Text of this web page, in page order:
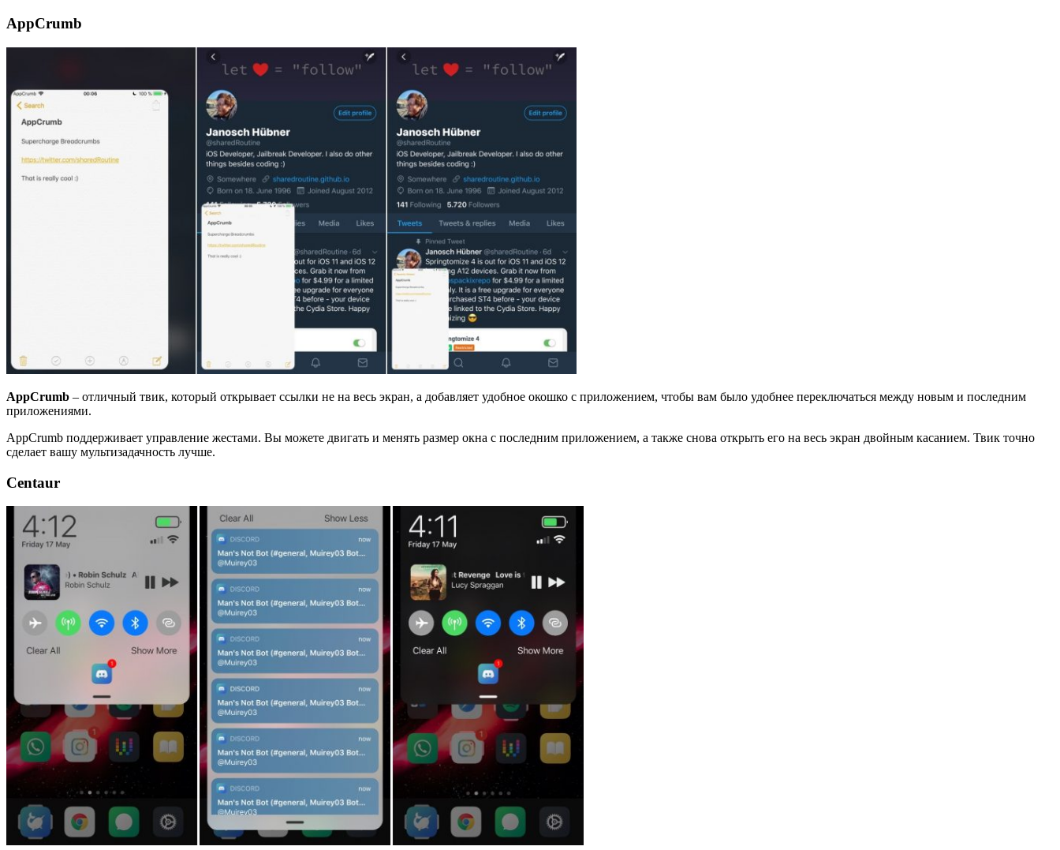
AppCrumb
AppCrumb – отличный твик, который открывает ссылки не на весь экран, а добавляет удобное окошко с приложением, чтобы вам было удобнее переключаться между новым и последним
приложениями.
AppCrumb поддерживает управление жестами. Вы можете двигать и менять размер окна с последним приложением, а также снова открыть его на весь экран двойным касанием. Твик точно
сделает вашу мультизадачность лучше.
Centaur